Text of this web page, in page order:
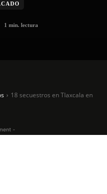
1 min. lectura
18 secuestros en Tlaxcala en
-